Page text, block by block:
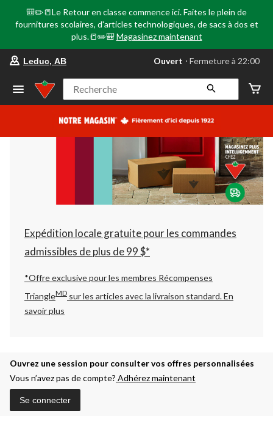
🎒✏️📒Le Retour en classe commence ici. Faites le plein de
fournitures scolaires, d'articles technologiques, de sacs à dos et
plus.📒✏️🎒 Magasinez maintenant
votre
préféré
Leduc,
AB,
courament
Fermeture
à
22:00
cliquer
pour
changer
Leduc, AB Ouvert ⋅ Fermeture à 22:00
Recherche
Expédition locale gratuite pour les commandes
admissibles de plus de 99 $*
*Offre exclusive pour les membres Récompenses
TriangleMD sur les articles avec la livraison standard.En
savoir plus
Ouvrez une session pour consulter vos offres personnalisées
Vous n’avez pas de compte? Adhérez maintenant
Se connecter